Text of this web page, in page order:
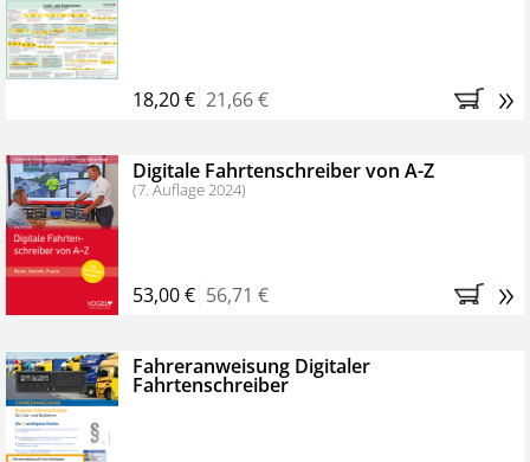
Bestellen Sie jetzt das VerkehrsRundschau Profipaket im
Kennenlern-Abo für zwei Monate (inkl. der derzeitig
Monaten brauchen Sie nichts weiter tun, das
Abonnement endet automatisch, es entstehen keine
weiteren Verpflichtungen.
18,20 € 21,66 € »
Digitale Fahrtenschreiber von A-Z
(7. Auflage 2024)
53,00 € 56,71 € »
Fahreranweisung Digitaler
Fahrtenschreiber